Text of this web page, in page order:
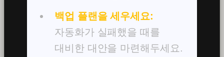
백업 플랜을 세우세요:
자동화가 실패했을 때를
대비한 대안을 마련해두세요.